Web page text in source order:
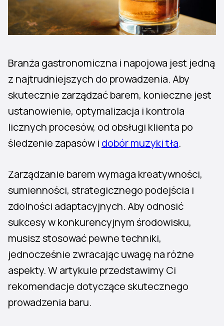
Branża gastronomiczna i napojowa jest jedną
z najtrudniejszych do prowadzenia. Aby
skutecznie zarządzać barem, konieczne jest
ustanowienie, optymalizacja i kontrola
licznych procesów, od obsługi klienta po
śledzenie zapasów i dobór muzyki tła.
Zarządzanie barem wymaga kreatywności,
sumienności, strategicznego podejścia i
zdolności adaptacyjnych. Aby odnosić
sukcesy w konkurencyjnym środowisku,
musisz stosować pewne techniki,
jednocześnie zwracając uwagę na różne
aspekty. W artykule przedstawimy Ci
rekomendacje dotyczące skutecznego
prowadzenia baru.